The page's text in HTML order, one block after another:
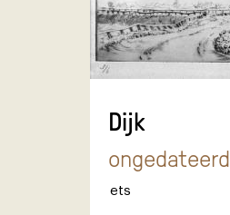
Dijk
ongedateerd
ets